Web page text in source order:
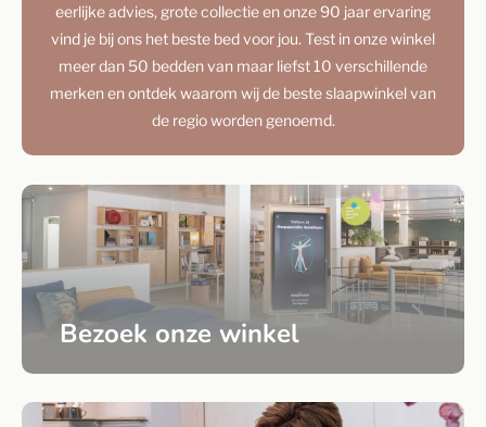
eerlijke advies, grote collectie en onze 90 jaar ervaring
vind je bij ons het beste bed voor jou. Test in onze winkel
meer dan 50 bedden van maar liefst 10 verschillende
merken en ontdek waarom wij de beste slaapwinkel van
de regio worden genoemd.
Bezoek onze winkel